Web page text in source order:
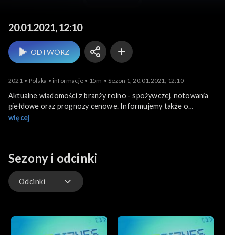
20.01.2021, 12:10
ODTWÓRZ
2021 Polska informacje 15m Sezon 1, 20.01.2021, 12:10
Aktualne wiadomości z branży rolno - spożywczej, notowania
giełdowe oraz prognozy cenowe. Informujemy także o
krajowych i zagranicznych wydarzeniach związanych z
więcej
Sezony i odcinki
Odcinki